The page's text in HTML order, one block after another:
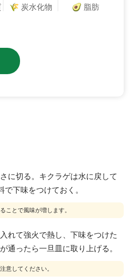
🌾 炭水化物 🥑 脂肪
に切る。キクラゲは水に戻して
下味をつけておく。
ことで風味が増します。
れて強火で熱し、下味をつけた
通ったら一旦皿に取り上げる。
意してください。